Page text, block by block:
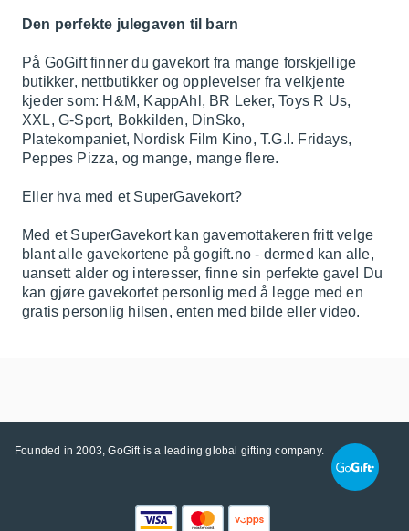
Den perfekte julegaven til barn
På GoGift finner du gavekort fra mange forskjellige
butikker, nettbutikker og opplevelser fra velkjente
kjeder som: H&M, KappAhl, BR Leker, Toys R Us,
XXL, G-Sport, Bokkilden, DinSko,
Platekompaniet, Nordisk Film Kino, T.G.I. Fridays,
Peppes Pizza, og mange, mange flere.
Eller hva med et SuperGavekort?
Med et SuperGavekort kan gavemottakeren fritt velge
blant alle gavekortene på gogift.no - dermed kan alle,
uansett alder og interesser, finne sin perfekte gave! Du
kan gjøre gavekortet personlig med å legge med en
gratis personlig hilsen, enten med bilde eller video.
Founded in 2003, GoGift is a leading global gifting company.